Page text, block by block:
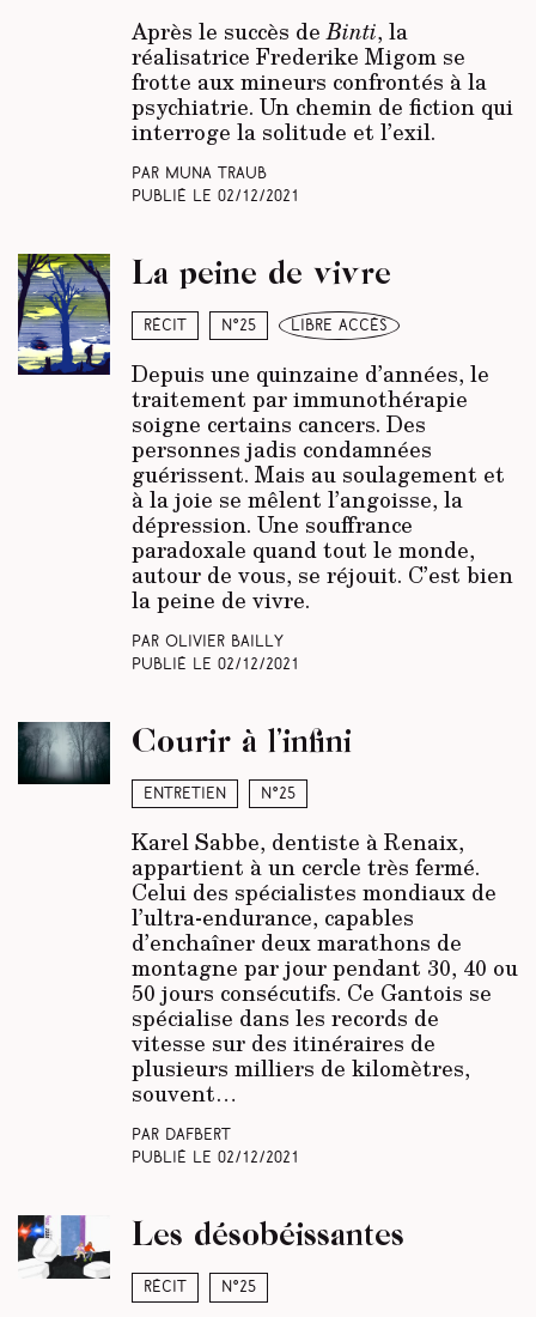
Après le succès deBinti, la
réalisatrice Frederike Migom se
frotte aux mineurs confrontés à la
psychiatrie. Un chemin de fiction qui
interroge la solitude et l’exil.
Par Muna Traub
Publié le 02/12/2021
Récit N°25 libre accès
La peine de vivre
Depuis une quinzaine d’années, le
traitement par immunothérapie
soigne certains cancers. Des
personnes jadis condamnées
guérissent. Mais au soulagement et
à la joie se mêlent l’angoisse, la
dépression. Une souffrance
paradoxale quand tout le monde,
autour de vous, se réjouit. C’est bien
la peine de vivre.
Par Olivier Bailly
Publié le 02/12/2021
Entretien N°25
Courir à l’infini
Karel Sabbe, dentiste à Renaix,
appartient à un cercle très fermé.
Celui des spécialistes mondiaux de
l’ultra-endurance, capables
d’enchaîner deux marathons de
montagne par jour pendant 30, 40 ou
50 jours consécutifs. Ce Gantois se
spécialise dans les records de
vitesse sur des itinéraires de
plusieurs milliers de kilomètres,
souvent…
Par Dafbert ​
Publié le 02/12/2021
Récit N°25
Les désobéissantes